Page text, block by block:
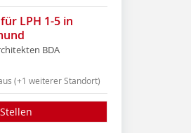
LPH 1-5 in
BDA
(+1 weiterer Standort)